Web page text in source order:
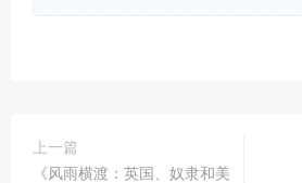
上一篇
《风雨横渡：英国、奴隶和美